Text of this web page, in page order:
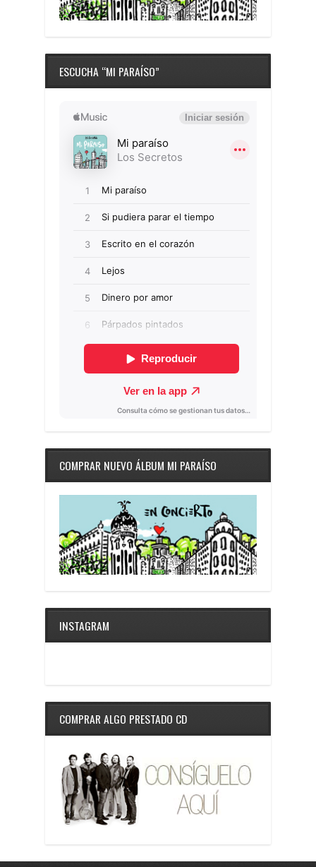
ESCUCHA “MI PARAÍSO”
COMPRAR NUEVO ÁLBUM MI PARAÍSO
INSTAGRAM
COMPRAR ALGO PRESTADO CD